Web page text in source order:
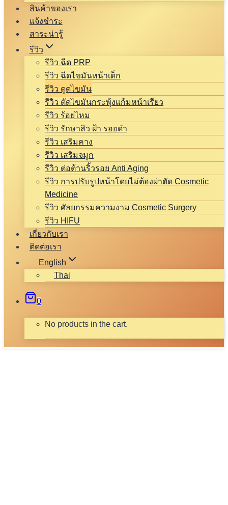
สินค้าของเรา
แจ้งชำระ
สาระน่ารู้
รีวิว
รีวิว ฉีด PRP
รีวิว ฉีดไขมันหน้าเด็ก
รีวิว ดูดไขมัน
รีวิว ตัดไขมันกระพุ้งแก้มหน้าเรียว
รีวิว ร้อยไหม
รีวิว รักษาสิว ฝ้า รอยดำ
รีวิว เสริมคาง
รีวิว เสริมจมูก
รีวิว ต่อต้านริ้วรอย Anti Aging
รีวิว การปรับรูปหน้าโดยไม่ต้องผ่าตัด Cosmetic
Medicine
รีวิว ศัลยกรรมความงาม Cosmetic Surgery
รีวิว HIFU
เกี่ยวกับเรา
ติดต่อเรา
English
Thai
0
No products in the cart.